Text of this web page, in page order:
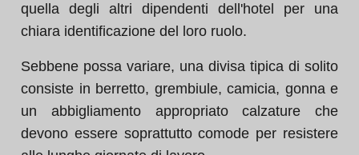
quella degli altri dipendenti dell'hotel per una
chiara identificazione del loro ruolo.
Sebbene possa variare, una divisa tipica di solito
consiste in berretto, grembiule, camicia, gonna e
un abbigliamento appropriato calzature che
devono essere soprattutto comode per resistere